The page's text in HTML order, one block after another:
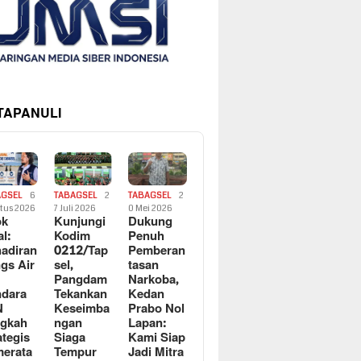
6
2026
Air
TABAGSEL
2
7 Juli 2026
Kunjungi
Kodim
0212/Tap
sel,
Pangdam
Tekankan
Keseimba
ngan
Siaga
Tempur
TABAGSEL
2
0 Mei 2026
Dukung
Penuh
Pemberan
tasan
Narkoba,
Kedan
Prabo Nol
Lapan:
Kami Siap
Jadi Mitra